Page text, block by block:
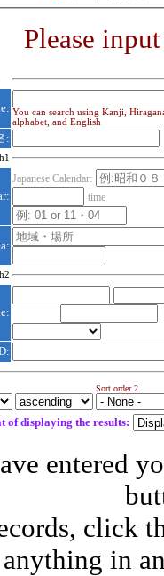
Please
You can search using Kanji,
alphabet, and English
:
Japanese Calendar:
time
Sort order 2
of displaying the results:
entered
click
anything in